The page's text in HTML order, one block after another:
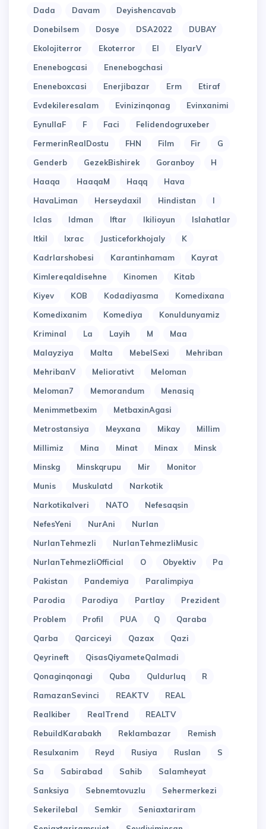
Dada
Davam
Deyishencavab
Donebilsem
Dosye DSA2022
DUBAY
Ekolojiterror
Ekoterror El
ElyarV
Enenebogcasi
Enenebogchasi
Eneneboxcasi
Enerjibazar Erm
Etiraf
Evdekileresalam
Evinizinqonag
Evinxanimi
EynullaF
F Faci
Felidendogruxeber
FermerinRealDostu
FHN Film Fir
G
Genderb
GezekBishirek Goranboy
H
Haaqa
HaaqaM Haqq
Hava
HavaLiman
Herseydaxil Hindistan
I
Iclas
Idman Iftar Ikilioyun
Islahatlar
Itkil
Ixrac Justiceforkhojaly
K
Kadrlarshobesi
Karantinhamam
Kayrat
Kimlereqaldisehne
Kinomen
Kitab
Kiyev
KOB Kodadiyasma
Komedixana
Komedixanim
Komediya
Konuldunyamiz
Kriminal
La Layih M
Maa
Malayziya
Malta MebelSexi
Mehriban
MehribanV
Meliorativt
Meloman
Meloman7
Memorandum
Menasiq
Menimmetbexim
MetbaxinAgasi
Metrostansiya
Meyxana Mikay
Millim
Millimiz
Mina Minat Minax
Minsk
Minskg
Minskqrupu Mir
Monitor
Munis
Muskulatd
Narkotik
Narkotikalveri
NATO
Nefesaqsin
NefesYeni
NurAni
Nurlan
NurlanTehmezli
NurlanTehmezliMusic
NurlanTehmezliOfficial
O Obyektiv
Pa
Pakistan
Pandemiya
Paralimpiya
Parodia
Parodiya Partlay
Prezident
Problem
Profil PUA Q
Qaraba
Qarba
Qarciceyi Qazax
Qazi
Qeyrineft
QisasQiyameteQalmadi
Qonaginqonagi
Quba Quldurluq
R
RamazanSevinci
REAKTV
REAL
Realkiber
RealTrend
REALTV
RebuildKarabakh
Reklambazar
Remish
Resulxanim
Reyd Rusiya Ruslan
S
Sa
Sabirabad Sahib
Salamheyat
Sanksiya
Sebnemtovuzlu
Sehermerkezi
Sekerilebal
Semkir
Seniaxtariram